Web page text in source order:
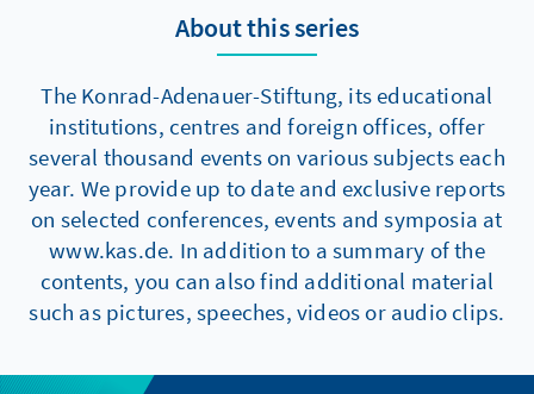
About this series
The Konrad-Adenauer-Stiftung, its educational
institutions, centres and foreign offices, offer
several thousand events on various subjects each
year. We provide up to date and exclusive reports
on selected conferences, events and symposia at
www.kas.de. In addition to a summary of the
contents, you can also find additional material
such as pictures, speeches, videos or audio clips.